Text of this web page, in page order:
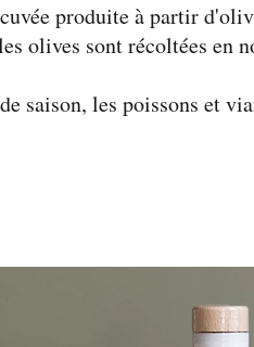
produite à partir
olives sont récoltées en
saison, les poissons et